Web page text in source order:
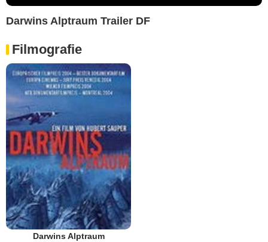
Darwins Alptraum Trailer DF
Filmografie
Darwins Alptraum